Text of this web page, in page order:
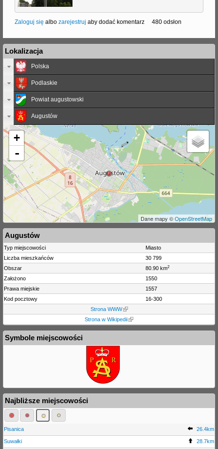
Zaloguj się albo zarejestruj aby dodać komentarz 480 odsłon
Lokalizacja
Polska
Podlaskie
Powiat augustowski
Augustów
+
-
Dane mapy ©OpenStreetMap
Augustów
Typ miejscowości
Miasto
Liczba mieszkańców
30 799
Obszar
80.90 km2
Założono
1550
Prawa miejskie
1557
Kod pocztowy
16-300
Strona WWW
Strona w Wikipedii
Symbole miejscowości
Najbliższe miejscowości
Pisanica 26.4km
Suwałki 28.7km